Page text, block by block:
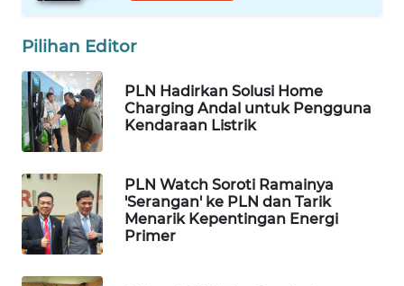
Pilihan Editor
PLN Hadirkan Solusi Home
Charging Andal untuk Pengguna
Kendaraan Listrik
PLN Watch Soroti Ramainya
'Serangan' ke PLN dan Tarik
Menarik Kepentingan Energi
Primer
WN
MALUKU
WN
MALUT
WN
DAIRI
WN
DANAU
TOBA